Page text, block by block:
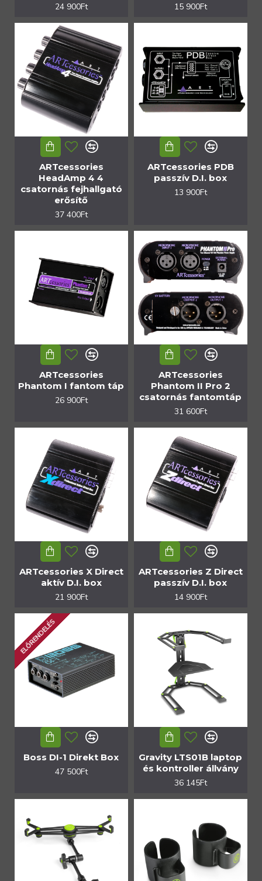
24 900Ft 15 900Ft
ARTcessories
HeadAmp 4 4
csatornás fejhallgató
erősítő
37 400Ft
ARTcessories PDB
passzív D.I. box
13 900Ft
ARTcessories
Phantom I fantom táp
26 900Ft
ARTcessories
Phantom II Pro 2
csatornás fantomtáp
31 600Ft
ARTcessories X Direct
aktív D.I. box
21 900Ft
ARTcessories Z Direct
passzív D.I. box
14 900Ft
ELŐRENDELÉS
Boss DI-1 Direkt Box
47 500Ft
Gravity LTS01B laptop
és kontroller állvány
36 145Ft